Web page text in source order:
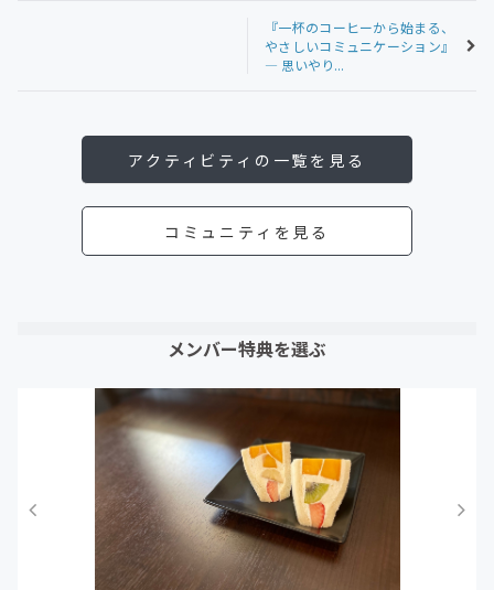
『一杯のコーヒーから始まる、
やさしいコミュニケーション』
— 思いやり...
アクティビティの一覧を見る
コミュニティを見る
メンバー特典を選ぶ